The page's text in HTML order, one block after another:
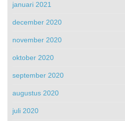
januari 2021
december 2020
november 2020
oktober 2020
september 2020
augustus 2020
juli 2020